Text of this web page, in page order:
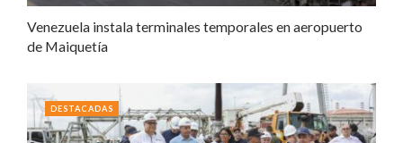
Venezuela instala terminales temporales en aeropuerto
de Maiquetía
DESTACADAS